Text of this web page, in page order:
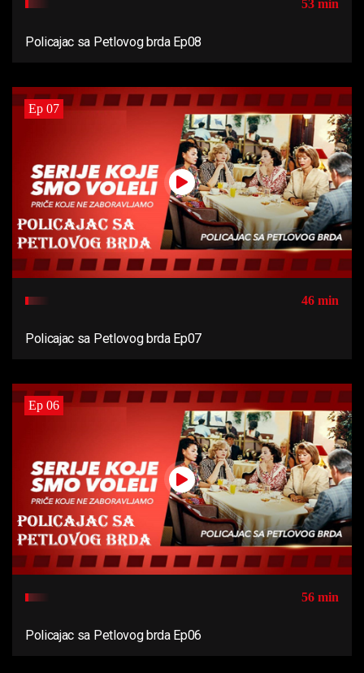
53 min
Policajac sa Petlovog brda Ep08
Ep 07
46 min
Policajac sa Petlovog brda Ep07
Ep 06
56 min
Policajac sa Petlovog brda Ep06